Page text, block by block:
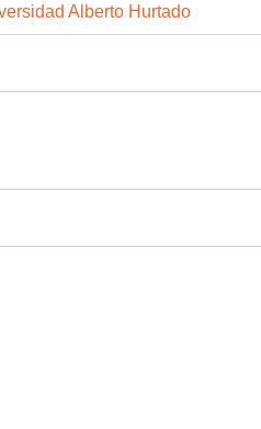
Alberto Hurtado